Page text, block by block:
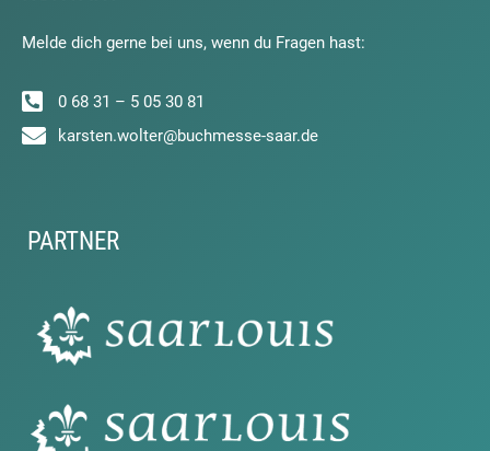
Melde dich gerne bei uns, wenn du Fragen hast:
0 68 31 – 5 05 30 81
karsten.wolter@buchmesse-saar.de
PARTNER